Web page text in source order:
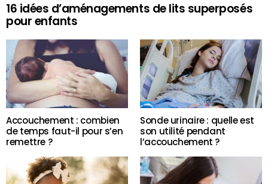
16 idées d’aménagements de lits superposés
pour enfants
Accouchement : combien
de temps faut-il pour s’en
remettre ?
Sonde urinaire : quelle est
son utilité pendant
l’accouchement ?